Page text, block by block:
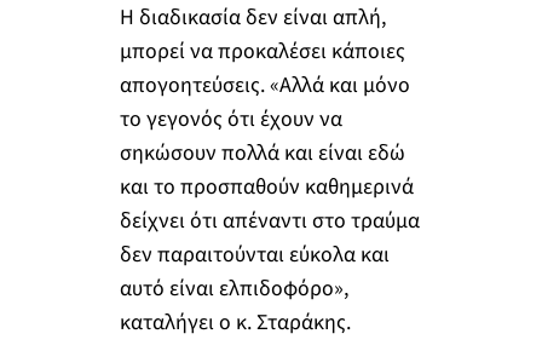
Η διαδικασία δεν είναι απλή,
μπορεί να προκαλέσει κάποιες
απογοητεύσεις. «Αλλά και μόνο
το γεγονός ότι έχουν να
σηκώσουν πολλά και είναι εδώ
και το προσπαθούν καθημερινά
δείχνει ότι απέναντι στο τραύμα
δεν παραιτούνται εύκολα και
αυτό είναι ελπιδοφόρο»,
καταλήγει ο κ. Σταράκης.